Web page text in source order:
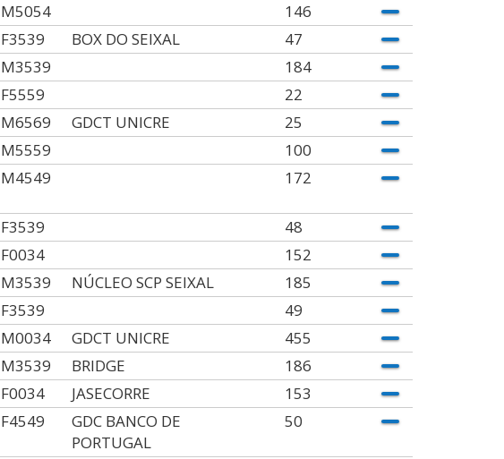
M5054
146
F3539 BOX DO SEIXAL
47
M3539
184
F5559
22
M6569 GDCT UNICRE
25
M5559
100
M4549 172
F3539
48
F0034
152
M3539 NÚCLEO SCP SEIXAL
185
F3539
49
M0034 GDCT UNICRE
455
M3539 BRIDGE
186
F0034 JASECORRE
153
F4549
GDC BANCO DE
PORTUGAL
50